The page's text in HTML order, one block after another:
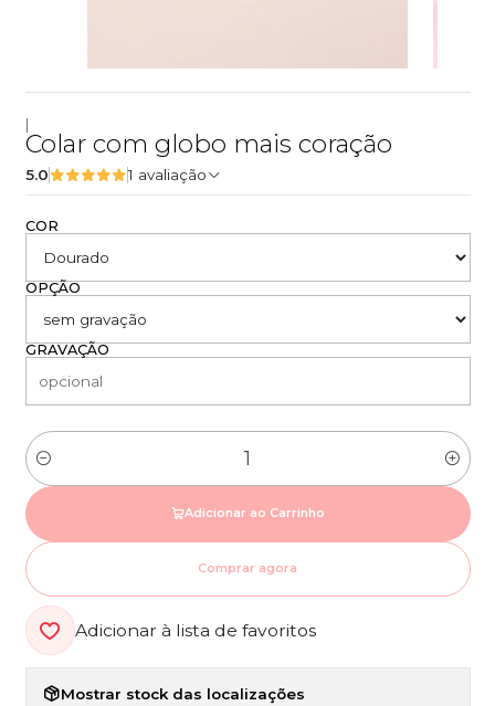
Colar com globo mais coração
5.0 1 avaliação
COR
OPÇÃO
GRAVAÇÃO
Quantidade
Adicionar ao Carrinho
Comprar agora
Adicionar à lista de favoritos
Mostrar stock das localizações